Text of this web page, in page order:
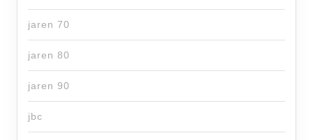
jaren 70
jaren 80
jaren 90
jbc